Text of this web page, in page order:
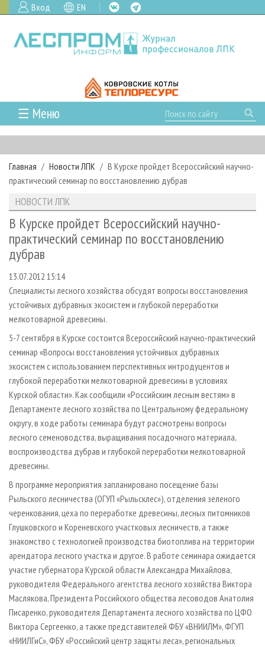
Вход EN
☰ Меню
ГЛАВНАЯ
РУБРИКИ И ТЕМЫ
РУБРИКИ ЖУРНАЛА
ЛЕСОЗАГОТОВКА
ЛЕСОПИЛЕНИЕ
ДЕРЕВООБРАБОТКА
СУШКА ДРЕВЕСИНЫ
ПРОИЗВОДСТВО ДРЕВЕСНЫХ ПЛИТ
ДЕРЕВЯННОЕ ДОМОСТРОЕНИЕ
ПРОИЗВОДСТВО МЕБЕЛИ
БИОЭНЕРГЕТИКА
ЦБП
ИНСТРУМЕНТ И МАТЕРИАЛЫ
НОВОСТИ
НОВОСТИ ЛПК
НОВОСТИ ЖУРНАЛА
НОВОСТИ КОМПАНИЙ
ПРОЕКТЫ ЛПИ
АНАЛИТИКА
ПРЕДПРИЯТИЯ ЛПК
ЛЕСНЫЕ РЕГИОНЫ РОССИИ
ПЕРСОНЫ
МОБИЛЬНЫЕ ВЫСТАВКИ
ОФИЦИАЛЬНЫЕ ДЕЛЕГАЦИИ
ПРИОРИТЕТНЫЕ ИНВЕСТПРОЕКТЫ
RUSSIAN FORESTRY REVIEW
ГАЗЕТА ЛЕСПРОМФОРУМ
БИБЛИОТЕКА СПЕЦИАЛИСТА
АРХИВ
АРХИВ ЖУРНАЛОВ
СТАТЬИ
О ЖУРНАЛЕ
ПОДПИСКА
КОНТАКТЫ
РЕКЛАМОДАТЕЛЯМ
РЕКЛАМА
РЕКЛАМА НА САЙТЕ
Главная Новости ЛПК
В Курске пройдет Всероссийский научно-
практический семинар по восстановлению дубрав
НОВОСТИ ЛПК
В Курске пройдет Всероссийский научно-
практический семинар по восстановлению
дубрав
13.07.2012 15:14
Специалисты лесного хозяйства обсудят вопросы восстановления
устойчивых дубравных экосистем и глубокой переработки
мелкотоварной древесины.
5-7 сентября в Курске состоится Всероссийский научно-практический
семинар «Вопросы восстановления устойчивых дубравных
экосистем с использованием перспективных интродуцентов и
глубокой переработки мелкотоварной древесины в условиях
Курской области». Как сообщили «Российским лесным вестям» в
Департаменте лесного хозяйства по Центральному федеральному
округу, в ходе работы семинара будут рассмотрены вопросы
лесного семеноводства, выращивания посадочного материала,
воспроизводства дубрав и глубокой переработки мелкотоварной
древесины.
В программе мероприятия запланировано посещение базы
Рыльского лесничества (ОГУП «Рыльсклес»), отделения зеленого
черенкования, цеха по переработке древесины, лесных питомников
Глушковского и Кореневского участковых лесничеств, а также
знакомство с технологией производства биотоплива на территории
арендатора лесного участка и другое. В работе семинара ожидается
участие губернатора Курской области Александра Михайлова,
руководителя Федерального агентства лесного хозяйства Виктора
Маслякова, Президента Российского общества лесоводов Анатолия
Писаренко, руководителя Департамента лесного хозяйства по ЦФО
Виктора Сергеенко, а также представителей ФБУ «ВНИИЛМ», ФГУП
«НИИЛГиС», ФБУ «Российский центр защиты леса», региональных